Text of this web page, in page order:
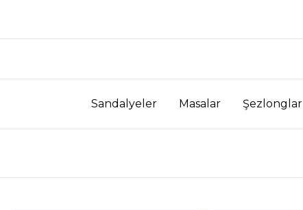
Sandalyeler Masalar Şezlonglar